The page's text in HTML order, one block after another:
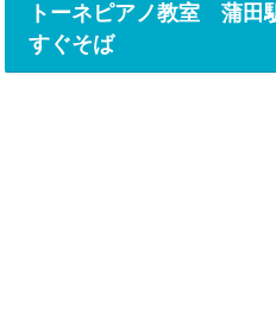
トーネピアノ教室 蒲田
すぐそば